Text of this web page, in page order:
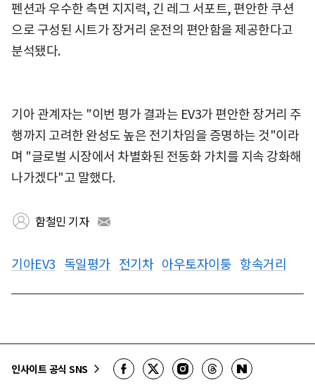
펜션과 우수한 측면 지지력, 긴 레그 서포트, 편안한 쿠션
으로 구성된 시트가 장거리 운전의 편안함을 제공한다고
분석됐다.
기아 관계자는 "이번 평가 결과는 EV3가 편안한 장거리 주
행까지 고려한 완성도 높은 전기차임을 증명하는 것"이라
며 "글로벌 시장에서 차별화된 전동화 가치를 지속 강화해
나가겠다"고 말했다.
함철민 기자
기아EV3 독일평가 전기차 아우토자이퉁 항속거리
인사이트 공식 SNS